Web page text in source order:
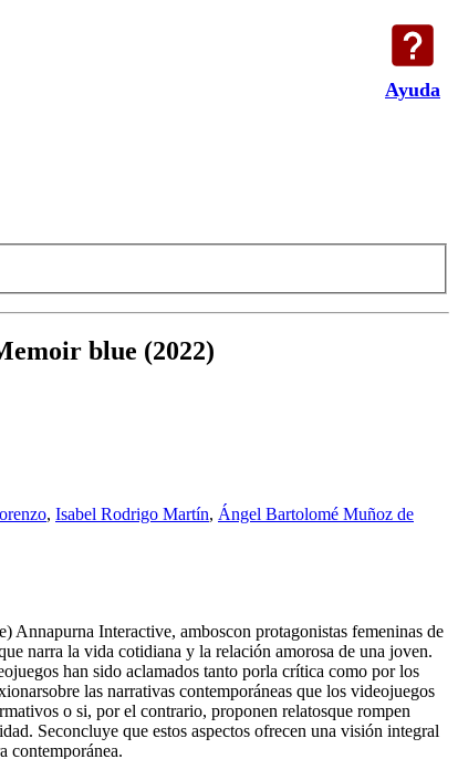
Ayuda
blue (2022)
, Isabel Rodrigo Martín, Ángel Bartolomé Muñoz de
Annapurna Interactive, amboscon protagonistas femeninas de
narra la vida cotidiana y la relación amorosa de una joven.
han sido aclamados tanto porla crítica como por los
las narrativas contemporáneas que los videojuegos
o si, por el contrario, proponen relatosque rompen
Seconcluye que estos aspectos ofrecen una visión integral
contemporánea.